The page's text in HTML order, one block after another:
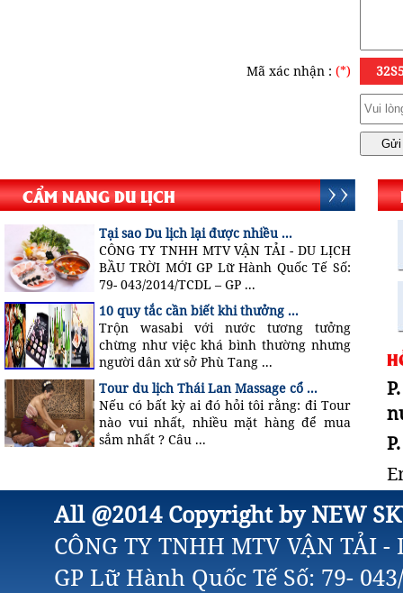
Mã xác nhận : (*)
CẨM NANG DU LỊCH
Tại sao Du lịch lại được nhiều ...
CÔNG TY TNHH MTV VẬN TẢI - DU LỊCH
BẦU TRỜI MỚI GP Lữ Hành Quốc Tế Số:
79- 043/2014/TCDL – GP ...
10 quy tắc cần biết khi thưởng ...
Trộn wasabi với nước tương tưởng
chừng như việc khá bình thường nhưng
người dân xứ sở Phù Tang ...
Tour du lịch Thái Lan Massage cổ ...
Nếu có bất kỳ ai đó hỏi tôi rằng: đi Tour
nào vui nhất, nhiều mặt hàng để mua
sắm nhất ? Câu ...
All @2014 Copyright by NEW
CÔNG TY TNHH MTV VẬN TẢI
GP Lữ Hành Quốc Tế Số: 79-